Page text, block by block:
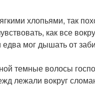
хлопьями, так
как все
мог дышать от
темные волосы
лежали вокруг